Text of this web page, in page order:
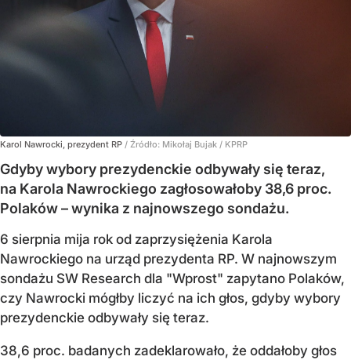
Karol Nawrocki, prezydent RP / Źródło: Mikołaj Bujak / KPRP
Gdyby wybory prezydenckie odbywały się teraz,
na Karola Nawrockiego zagłosowałoby 38,6 proc.
Polaków – wynika z najnowszego sondażu.
6 sierpnia mija rok od zaprzysiężenia Karola
Nawrockiego na urząd prezydenta RP. W najnowszym
sondażu SW Research dla "Wprost" zapytano Polaków,
czy Nawrocki mógłby liczyć na ich głos, gdyby wybory
prezydenckie odbywały się teraz.
38,6 proc. badanych zadeklarowało, że oddałoby głos